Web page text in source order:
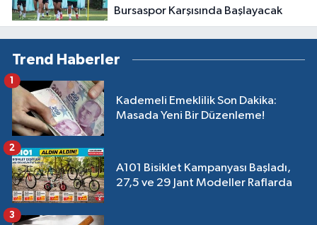
Bursaspor Karşısında Başlayacak
Trend Haberler
Kademeli Emeklilik Son Dakika:
Masada Yeni Bir Düzenleme!
1
A101 Bisiklet Kampanyası Başladı,
27,5 ve 29 Jant Modeller Raflarda
2
3